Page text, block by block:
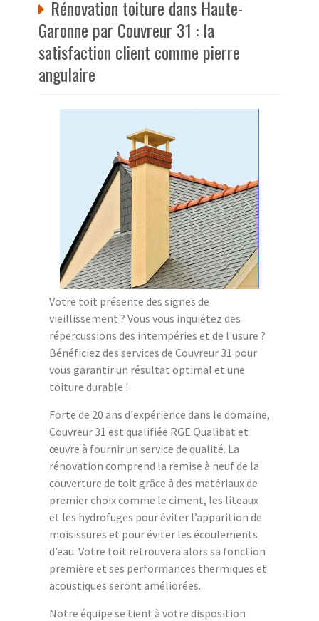
Rénovation toiture dans Haute-
Garonne par Couvreur 31 : la
satisfaction client comme pierre
angulaire
Votre toit présente des signes de
vieillissement ? Vous vous inquiétez des
répercussions des intempéries et de l'usure ?
Bénéficiez des services de Couvreur 31 pour
vous garantir un résultat optimal et une
toiture durable !
Forte de 20 ans d'expérience dans le domaine,
Couvreur 31 est qualifiée RGE Qualibat et
œuvre à fournir un service de qualité. La
rénovation comprend la remise à neuf de la
couverture de toit grâce à des matériaux de
premier choix comme le ciment, les liteaux
et les hydrofuges pour éviter l’apparition de
moisissures et pour éviter les écoulements
d’eau. Votre toit retrouvera alors sa fonction
première et ses performances thermiques et
acoustiques seront améliorées.
Notre équipe se tient à votre disposition